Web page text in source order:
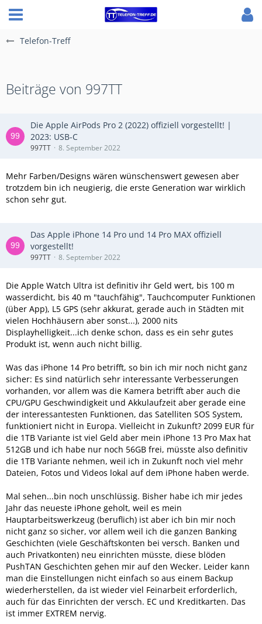
Telefon-Treff
Beiträge von 997TT
Die Apple AirPods Pro 2 (2022) offiziell vorgestellt! |
2023: USB-C
997TT 8. September 2022
Mehr Farben/Designs wären wünschenswert gewesen aber
trotzdem bin ich neugierig, die erste Generation war wirklich
schon sehr gut.
Das Apple iPhone 14 Pro und 14 Pro MAX offiziell
vorgestellt!
997TT 8. September 2022
Die Apple Watch Ultra ist definitiv ihr Geld wert, bis 100 m
wasserdicht, bis 40 m "tauchfähig", Tauchcomputer Funktionen
(über App), L5 GPS (sehr akkurat, gerade auch in Städten mit
vielen Hochhäusern aber sonst...), 2000 nits
Displayhelligkeit...ich denke schon, dass es ein sehr gutes
Produkt ist, wenn auch nicht billig.
Was das iPhone 14 Pro betrifft, so bin ich mir noch nicht ganz
sicher: Es sind natürlich sehr interessante Verbesserungen
vorhanden, vor allem was die Kamera betrifft aber auch die
CPU/GPU Geschwindigkeit und Akkulaufzeit aber gerade eine
der interessantesten Funktionen, das Satelliten SOS System,
funktioniert nicht in Europa. Vielleicht in Zukunft? 2099 EUR für
die 1TB Variante ist viel Geld aber mein iPhone 13 Pro Max hat
512GB und ich habe nur noch 56GB frei, müsste also definitiv
die 1TB Variante nehmen, weil ich in Zukunft noch viel mehr
Dateien, Fotos und Videos lokal auf dem iPhone haben werde.
Mal sehen...bin noch unschlüssig. Bisher habe ich mir jedes
Jahr das neueste iPhone geholt, weil es mein
Hauptarbeitswerkzeug (beruflich) ist aber ich bin mir noch
nicht ganz so sicher, vor allem weil ich die ganzen Banking
Geschichten (viele Geschäftskonten bei versch. Banken und
auch Privatkonten) neu einrichten müsste, diese blöden
PushTAN Geschichten gehen mir auf den Wecker. Leider kann
man die Einstellungen nicht einfach so aus einem Backup
wiederherstellen, da ist wieder viel Feinarbeit erforderlich,
auch für das Einrichten der versch. EC und Kreditkarten. Das
ist immer EXTREM nervig.